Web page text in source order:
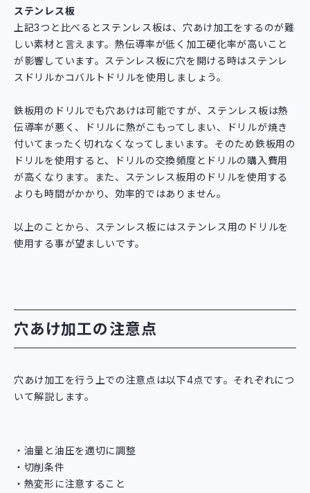
ステンレス板
上記3つと比べるとステンレス板は、穴あけ加工をするのが難
しい素材と言えます。熱伝導率が低く加工硬化率が高いこと
が影響しています。ステンレス板に穴を開ける時はステンレ
スドリルかコバルトドリルを使用しましょう。
鉄板用のドリルでも穴あけは可能ですが、ステンレス板は熱
伝導率が悪く、ドリルに熱がこもってしまい、ドリルが焼き
付いてまったく切れなくなってしまいます。そのため鉄板用の
ドリルを使用すると、ドリルの交換頻度とドリルの購入費用
が高くなります。また、ステンレス板用のドリルを使用する
よりも時間がかかり、効率的ではありません。
以上のことから、ステンレス板にはステンレス用のドリルを
使用する事が望ましいです。
穴あけ加工の注意点
穴あけ加工を行う上での注意点は以下4点です。それぞれにつ
いて解説します。
油量と油圧を適切に調整
切削条件
熱変形に注意すること